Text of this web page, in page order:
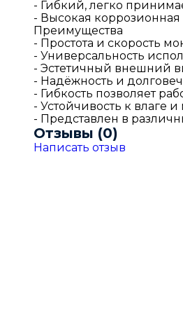
- Гибкий, легко
- Высокая коррозионная
Преимущества
- Простота и скорость
- Универсальность
- Эстетичный внешний
- Надёжность и
- Гибкость позволяет
- Устойчивость к влаге
- Представлен в
Отзывы (0)
Написать отзыв